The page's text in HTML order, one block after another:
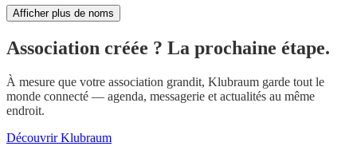
Afficher plus de noms
Association créée ? La prochaine étape.
À mesure que votre association grandit, Klubraum garde tout le
monde connecté — agenda, messagerie et actualités au même
endroit.
Découvrir Klubraum